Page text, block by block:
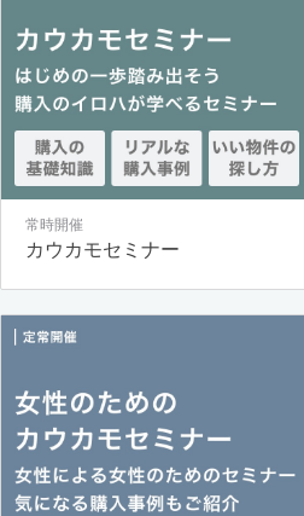
常時開催
カウカモセミナー